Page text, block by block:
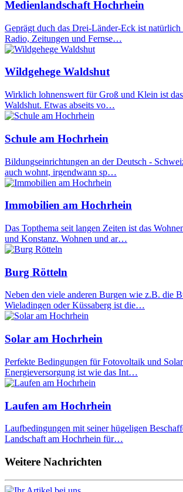
Medienlandschaft Hochrhein
Geprägt duch das Drei-Länder-Eck ist natürlich
Radio, Zeitungen und Fernse…
Wildgehege Waldshut
Wirklich lohnenswert für Groß und Klein ist
Waldshut. Etwas abseits vo…
Schule am Hochrhein
Bildungseinrichtungen an der Deutsch -
auch wohnt, irgendwann sp…
Immobilien am Hochrhein
Das Topthema seit langen Zeiten ist das
und Konstanz. Wohnen und ar…
Burg Rötteln
Neben den viele anderen Burgen wie z.B. die
Wieladingen oder Küssaberg ist die…
Solar am Hochrhein
Perfekte Bedingungen für Fotovoltaik und
Energieversorgung ist wie das Int…
Laufen am Hochrhein
Laufbedingungen mit seiner hügeligen
Landschaft am Hochrhein für…
Weitere Nachrichten